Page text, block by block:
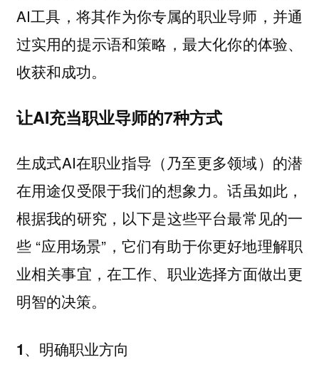
AI工具，将其作为你专属的职业导师，并通
过实用的提示语和策略，最大化你的体验、
收获和成功。
让AI充当职业导师的7种方式
生成式AI在职业指导（乃至更多领域）的潜
在用途仅受限于我们的想象力。话虽如此，
根据我的研究，以下是这些平台最常见的一
些 “应用场景”，它们有助于你更好地理解职
业相关事宜，在工作、职业选择方面做出更
明智的决策。
1、明确职业方向